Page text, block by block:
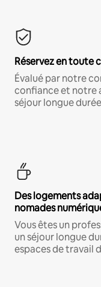
Réservez en toute
Évalué par notre
confiance et notre
séjour longue
Des logements
nomades
Vous êtes un
un séjour longue
espaces de travail